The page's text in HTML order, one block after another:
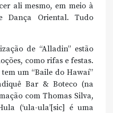
ali mesmo, em meio à
Dança Oriental. Tudo
de “Alladin” estão
como rifas e festas.
um “Baile do Hawaí”
Bar & Boteco (na
com Thomas Silva,
(‘ula-ula’[sic] é uma